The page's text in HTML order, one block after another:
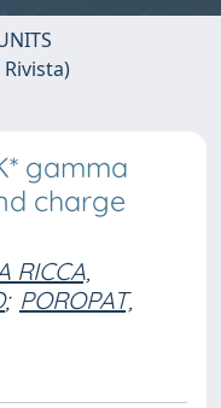
gamma
charge
RICCA,
; POROPAT,